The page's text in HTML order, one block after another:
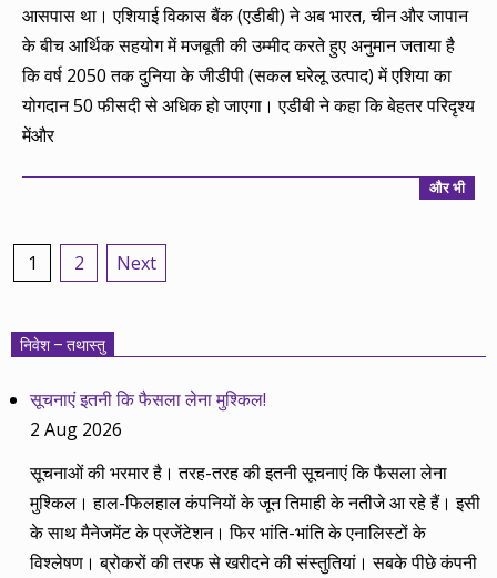
आसपास था। एशियाई विकास बैंक (एडीबी) ने अब भारत, चीन और जापान
के बीच आर्थिक सहयोग में मजबूती की उम्मीद करते हुए अनुमान जताया है
कि वर्ष 2050 तक दुनिया के जीडीपी (सकल घरेलू उत्पाद) में एशिया का
योगदान 50 फीसदी से अधिक हो जाएगा। एडीबी ने कहा कि बेहतर परिदृश्य
मेंऔर
और भी
Posts
1 2 Next
निवेश – तथास्तु
सूचनाएं इतनी कि फैसला लेना मुश्किल!
2 Aug 2026
सूचनाओं की भरमार है। तरह-तरह की इतनी सूचनाएं कि फैसला लेना
मुश्किल। हाल-फिलहाल कंपनियों के जून तिमाही के नतीजे आ रहे हैं। इसी
के साथ मैनेजमेंट के प्रजेंटेशन। फिर भांति-भांति के एनालिस्टों के
विश्लेषण। ब्रोकरों की तरफ से खरीदने की संस्तुतियां। सबके पीछे कंपनी